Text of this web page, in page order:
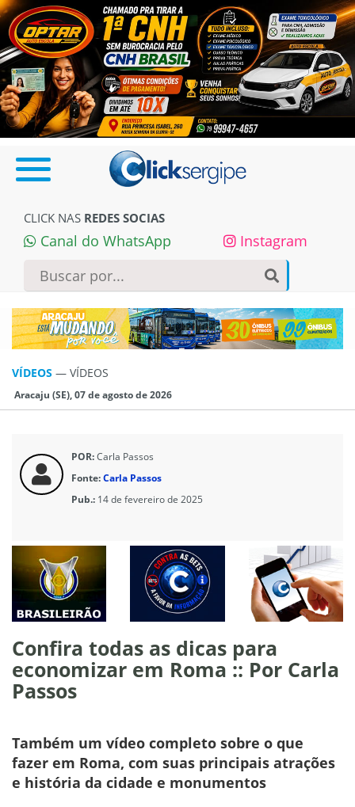
CLICK NAS REDES SOCIAS
Canal do WhatsApp Instagram
VÍDEOS — VÍDEOS
Aracaju (SE), 07 de agosto de 2026
POR:Carla Passos
Fonte:Carla Passos
Pub.: 14 de fevereiro de 2025
Confira todas as dicas para
economizar em Roma :: Por Carla
Passos
Também um vídeo completo sobre o que
fazer em Roma, com suas principais atrações
e história da cidade e monumentos